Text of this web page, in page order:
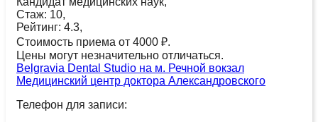
Стаж: 10,
Рейтинг: 4.3,
Стоимость приема от 4000 ₽.
Цены могут незначительно отличаться.
Belgravia Dental Studio на м. Речной вокзал
Медицинский центр доктора Александровского
Телефон для записи: